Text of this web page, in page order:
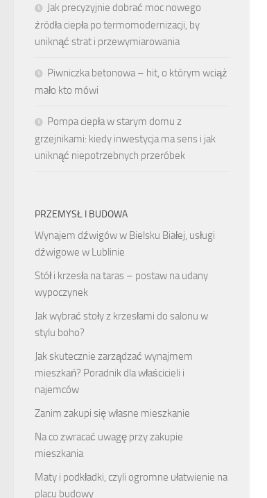
Jak precyzyjnie dobrać moc nowego
źródła ciepła po termomodernizacji, by
uniknąć strat i przewymiarowania
Piwniczka betonowa – hit, o którym wciąż
mało kto mówi
Pompa ciepła w starym domu z
grzejnikami: kiedy inwestycja ma sens i jak
uniknąć niepotrzebnych przeróbek
PRZEMYSŁ I BUDOWA
Wynajem dźwigów w Bielsku Białej, usługi
dźwigowe w Lublinie
Stół i krzesła na taras – postaw na udany
wypoczynek
Jak wybrać stoły z krzesłami do salonu w
stylu boho?
Jak skutecznie zarządzać wynajmem
mieszkań? Poradnik dla właścicieli i
najemców
Zanim zakupi się własne mieszkanie
Na co zwracać uwagę przy zakupie
mieszkania
Maty i podkładki, czyli ogromne ułatwienie na
placu budowy